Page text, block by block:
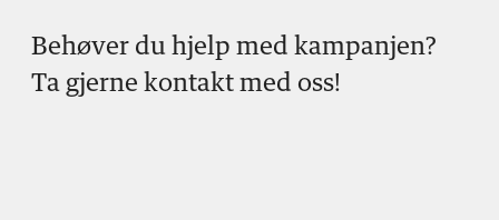
Behøver du hjelp med kampanjen?
Ta gjerne kontakt med oss!